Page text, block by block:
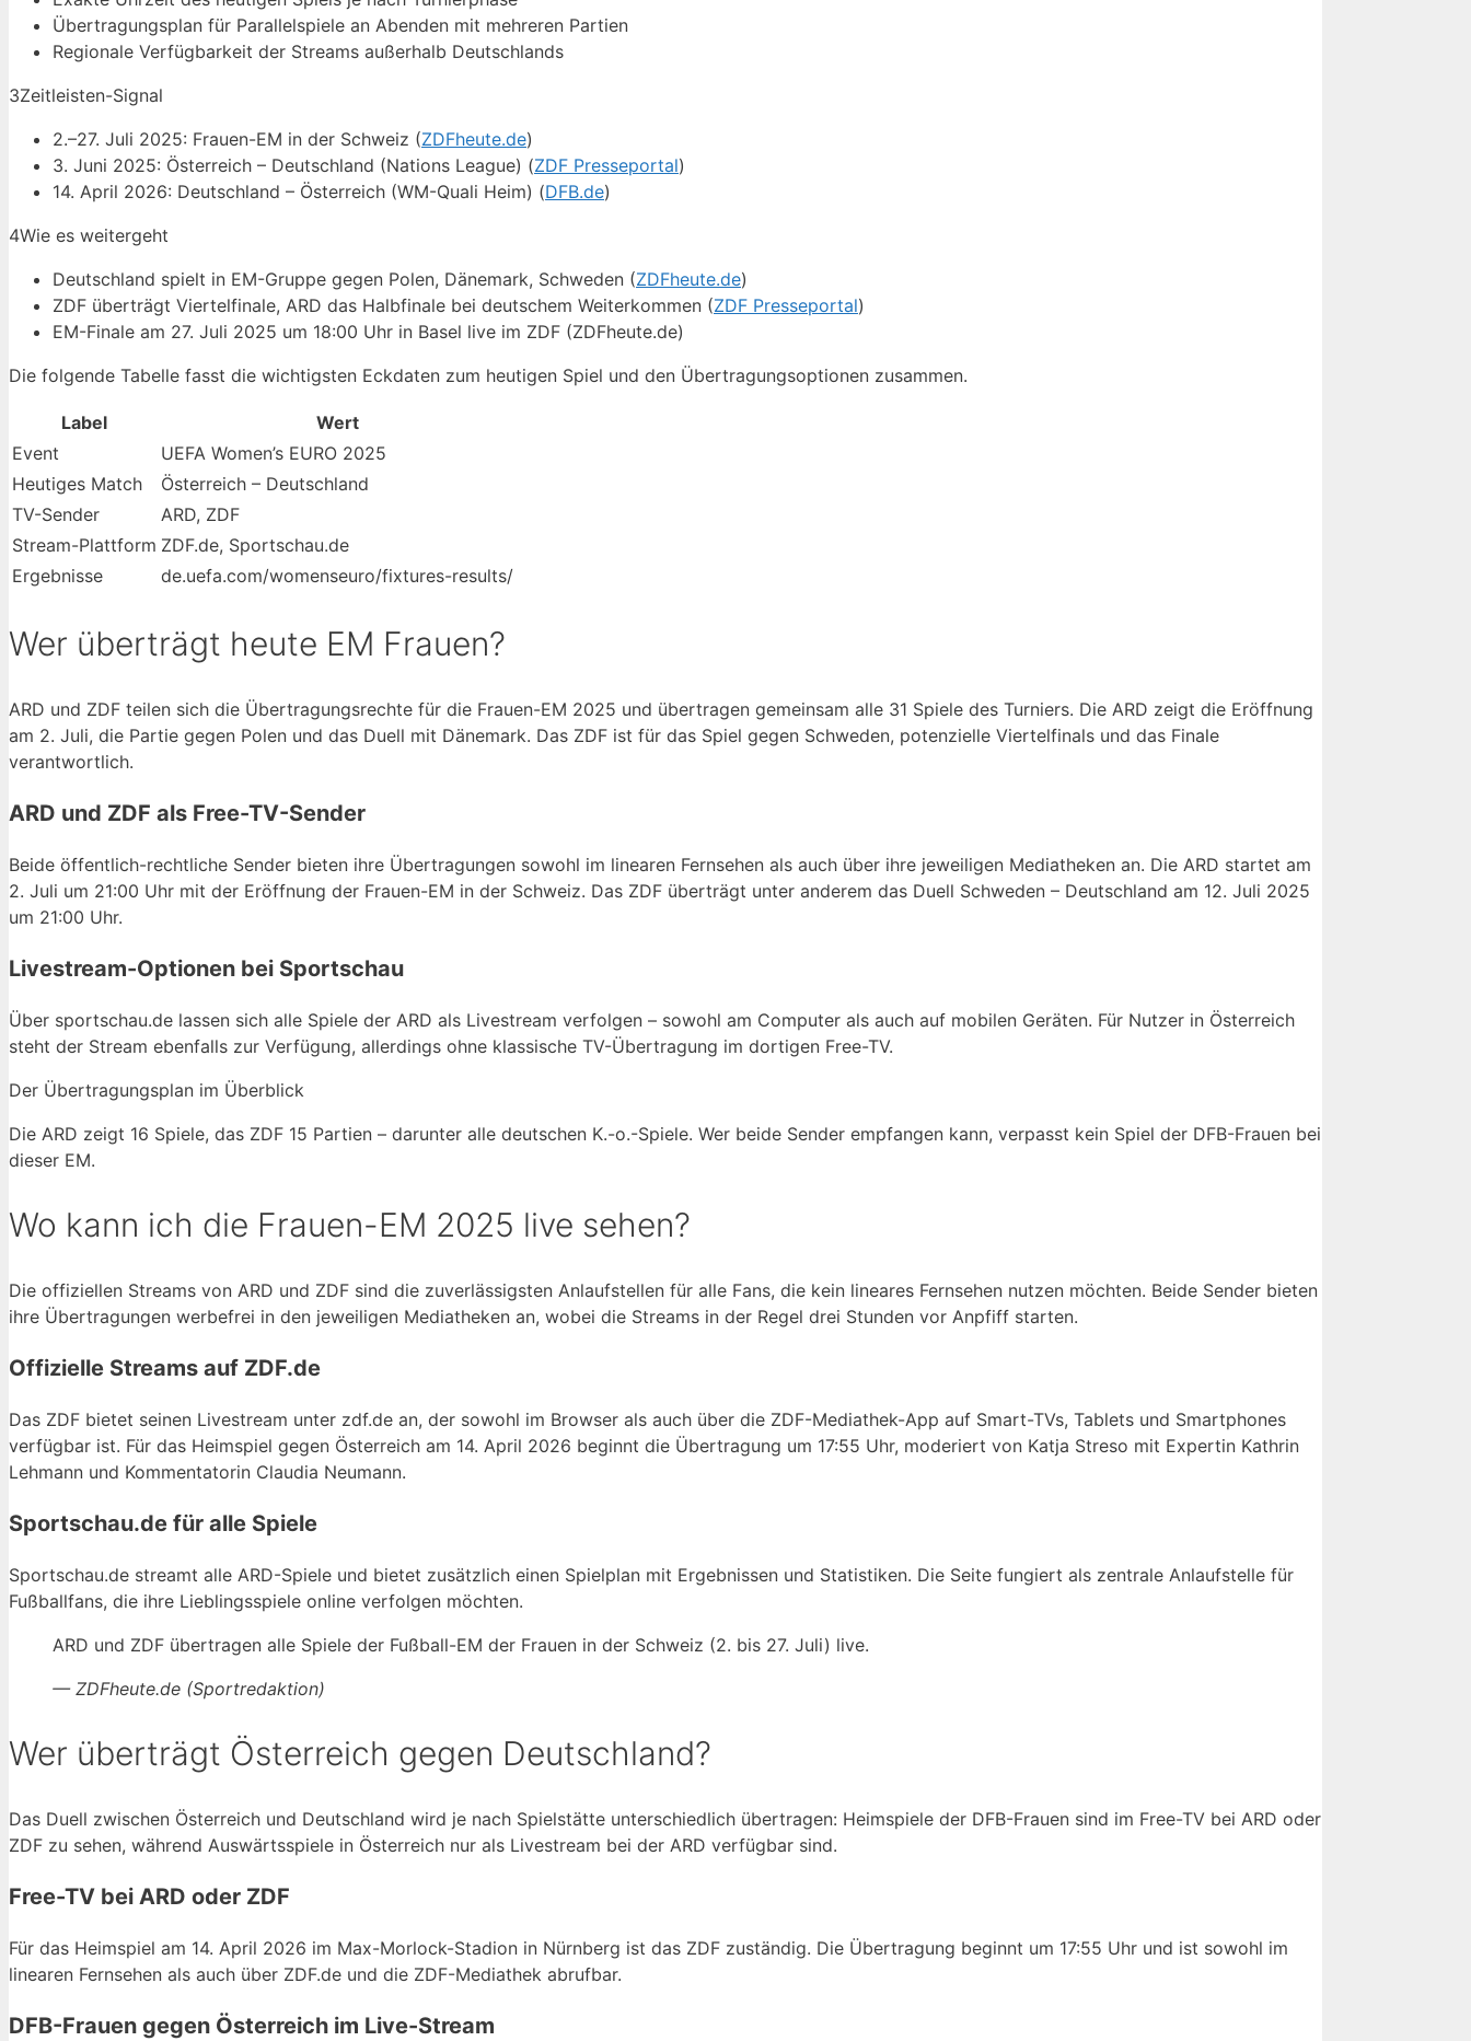
Übertragungsplan für Parallelspiele an Abenden mit mehreren Partien
Regionale Verfügbarkeit der Streams außerhalb Deutschlands
3Zeitleisten-Signal
2.–27. Juli 2025: Frauen-EM in der Schweiz (ZDFheute.de)
3. Juni 2025: Österreich – Deutschland (Nations League) (ZDF Presseportal)
14. April 2026: Deutschland – Österreich (WM-Quali Heim) (DFB.de)
4Wie es weitergeht
Deutschland spielt in EM-Gruppe gegen Polen, Dänemark, Schweden (ZDFheute.de)
ZDF überträgt Viertelfinale, ARD das Halbfinale bei deutschem Weiterkommen (ZDF Presseportal)
EM-Finale am 27. Juli 2025 um 18:00 Uhr in Basel live im ZDF (ZDFheute.de)
Die folgende Tabelle fasst die wichtigsten Eckdaten zum heutigen Spiel und den Übertragungsoptionen zusammen.
Label
Wert
Event
UEFA Women’s EURO 2025
Heutiges Match
Österreich – Deutschland
TV-Sender
ARD, ZDF
Stream-Plattform ZDF.de, Sportschau.de
Ergebnisse
de.uefa.com/womenseuro/fixtures-results/
Wer überträgt heute EM Frauen?
ARD und ZDF teilen sich die Übertragungsrechte für die Frauen-EM 2025 und übertragen gemeinsam alle 31 Spiele des Turniers. Die ARD zeigt die Eröffnung
am 2. Juli, die Partie gegen Polen und das Duell mit Dänemark. Das ZDF ist für das Spiel gegen Schweden, potenzielle Viertelfinals und das Finale
verantwortlich.
ARD und ZDF als Free-TV-Sender
Beide öffentlich-rechtliche Sender bieten ihre Übertragungen sowohl im linearen Fernsehen als auch über ihre jeweiligen Mediatheken an. Die ARD startet am
2. Juli um 21:00 Uhr mit der Eröffnung der Frauen-EM in der Schweiz. Das ZDF überträgt unter anderem das Duell Schweden – Deutschland am 12. Juli 2025
um 21:00 Uhr.
Livestream-Optionen bei Sportschau
Über sportschau.de lassen sich alle Spiele der ARD als Livestream verfolgen – sowohl am Computer als auch auf mobilen Geräten. Für Nutzer in Österreich
steht der Stream ebenfalls zur Verfügung, allerdings ohne klassische TV-Übertragung im dortigen Free-TV.
Der Übertragungsplan im Überblick
Die ARD zeigt 16 Spiele, das ZDF 15 Partien – darunter alle deutschen K.-o.-Spiele. Wer beide Sender empfangen kann, verpasst kein Spiel der DFB-Frauen bei
dieser EM.
Wo kann ich die Frauen-EM 2025 live sehen?
Die offiziellen Streams von ARD und ZDF sind die zuverlässigsten Anlaufstellen für alle Fans, die kein lineares Fernsehen nutzen möchten. Beide Sender bieten
ihre Übertragungen werbefrei in den jeweiligen Mediatheken an, wobei die Streams in der Regel drei Stunden vor Anpfiff starten.
Offizielle Streams auf ZDF.de
Das ZDF bietet seinen Livestream unter zdf.de an, der sowohl im Browser als auch über die ZDF-Mediathek-App auf Smart-TVs, Tablets und Smartphones
verfügbar ist. Für das Heimspiel gegen Österreich am 14. April 2026 beginnt die Übertragung um 17:55 Uhr, moderiert von Katja Streso mit Expertin Kathrin
Lehmann und Kommentatorin Claudia Neumann.
Sportschau.de für alle Spiele
Sportschau.de streamt alle ARD-Spiele und bietet zusätzlich einen Spielplan mit Ergebnissen und Statistiken. Die Seite fungiert als zentrale Anlaufstelle für
Fußballfans, die ihre Lieblingsspiele online verfolgen möchten.
ARD und ZDF übertragen alle Spiele der Fußball-EM der Frauen in der Schweiz (2. bis 27. Juli) live.
— ZDFheute.de (Sportredaktion)
Wer überträgt Österreich gegen Deutschland?
Das Duell zwischen Österreich und Deutschland wird je nach Spielstätte unterschiedlich übertragen: Heimspiele der DFB-Frauen sind im Free-TV bei ARD oder
ZDF zu sehen, während Auswärtsspiele in Österreich nur als Livestream bei der ARD verfügbar sind.
Free-TV bei ARD oder ZDF
Für das Heimspiel am 14. April 2026 im Max-Morlock-Stadion in Nürnberg ist das ZDF zuständig. Die Übertragung beginnt um 17:55 Uhr und ist sowohl im
linearen Fernsehen als auch über ZDF.de und die ZDF-Mediathek abrufbar.
DFB-Frauen gegen Österreich im Live-Stream